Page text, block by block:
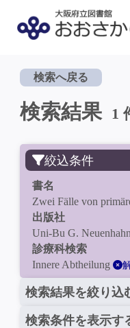
検索へ戻る
検索結果 1
絞込条件
書名
Zwei Fälle von
出版社
Uni-Bu G. Neuenhahn
診療科検索
Innere Abtheilung
検索結果を絞り込
検索条件を表示す